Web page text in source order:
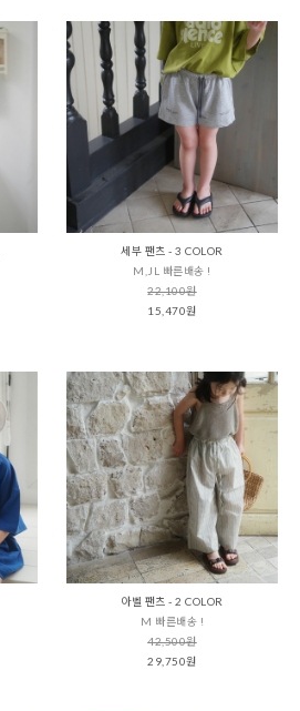
세부 팬츠 - 3 COLOR
M,JL 빠른배송 !
22,100원
15,470원
아벨 팬츠 - 2 COLOR
M 빠른배송 !
42,500원
29,750원